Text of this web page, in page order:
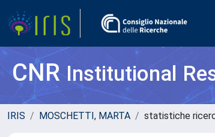
CNRInstitutional
IRIS MOSCHETTI, MARTA statistiche